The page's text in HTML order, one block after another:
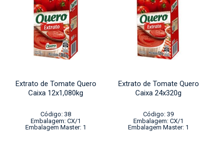
Extrato de Tomate Quero
Caixa 12x1,080kg
Código: 38
Embalagem: CX/1
Embalagem Master: 1
Extrato de Tomate Quero
Caixa 24x320g
Código: 39
Embalagem: CX/1
Embalagem Master: 1